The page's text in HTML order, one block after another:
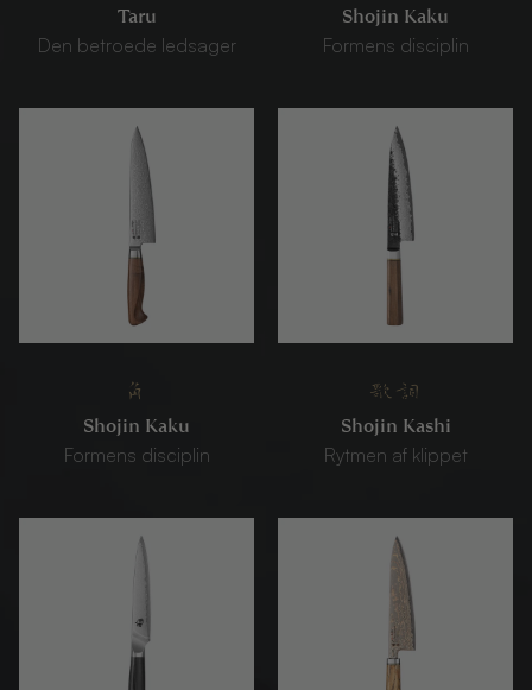
Taru
Den betroede ledsager
Shojin Kaku
Formens disciplin
角
Shojin Kaku
Formens disciplin
歌詞
Shojin Kashi
Rytmen af ​​​​klippet